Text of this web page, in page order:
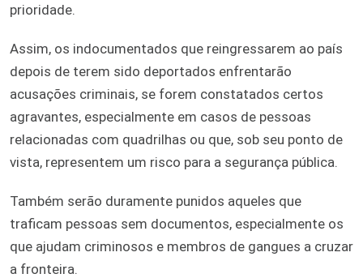
prioridade.
Assim, os indocumentados que reingressarem ao país
depois de terem sido deportados enfrentarão
acusações criminais, se forem constatados certos
agravantes, especialmente em casos de pessoas
relacionadas com quadrilhas ou que, sob seu ponto de
vista, representem um risco para a segurança pública.
Também serão duramente punidos aqueles que
traficam pessoas sem documentos, especialmente os
que ajudam criminosos e membros de gangues a cruzar
a fronteira.